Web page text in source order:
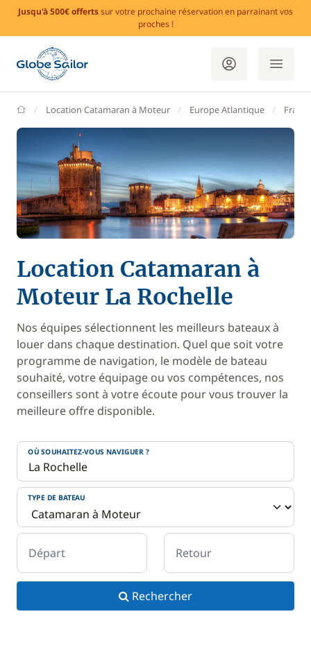
Jusqu'à 500€ offertssur votre prochaine réservation en parrainant vos
proches !
GlobeSailor
Location Catamaran à Moteur Europe Atlantique
Location Catamaran à
Moteur La Rochelle
Nos équipes sélectionnent les meilleurs bateaux à
louer dans chaque destination. Quel que soit votre
programme de navigation, le modèle de bateau
souhaité, votre équipage ou vos compétences, nos
conseillers sont à votre écoute pour vous trouver la
meilleure offre disponible.
OÙ SOUHAITEZ-VOUS NAVIGUER ?
TYPE DE BATEAU
Départ Retour
Rechercher